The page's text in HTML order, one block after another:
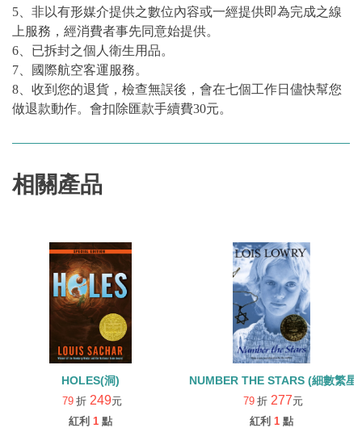
5、非以有形媒介提供之數位內容或一經提供即為完成之線
上服務，經消費者事先同意始提供。
6、已拆封之個人衛生用品。
7、國際航空客運服務。
8、收到您的退貨，檢查無誤後，會在七個工作日儘快幫您
做退款動作。會扣除匯款手續費30元。
相關產品
HOLES(洞)
79 折 249元
紅利 1 點
NUMBER THE STARS (細數繁星)
79 折 277元
紅利 1 點